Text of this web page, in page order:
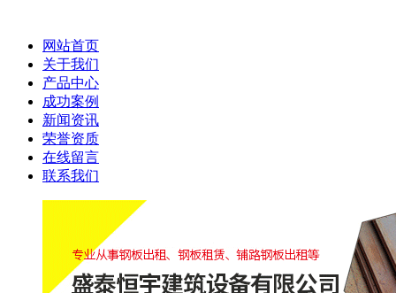
网站首页
关于我们
产品中心
成功案例
新闻资讯
荣誉资质
在线留言
联系我们